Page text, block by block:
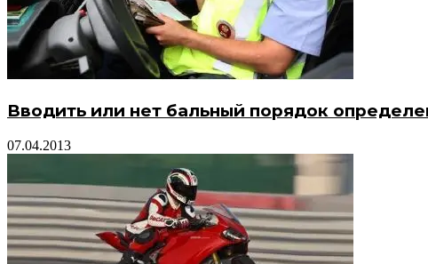
Вводить или нет бальный порядок
07.04.2013